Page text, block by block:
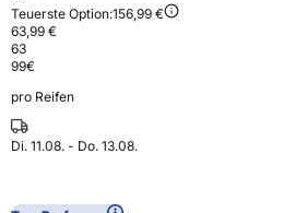
Teuerste Option:156,99 €
63,99 €
63
99€
pro Reifen
Di. 11.08. - Do. 13.08.